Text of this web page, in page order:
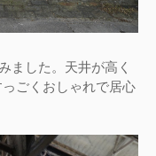
ました。天井が高く
ごくおしゃれで居心